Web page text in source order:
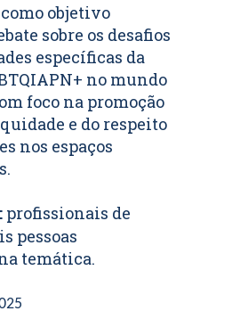
objetivo
sobre os desafios
específicas da
no mundo
foco na promoção
e do respeito
nos espaços
profissionais de
pessoas
temática.